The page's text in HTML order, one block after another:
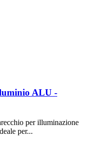
ALU -
per illuminazione
per...